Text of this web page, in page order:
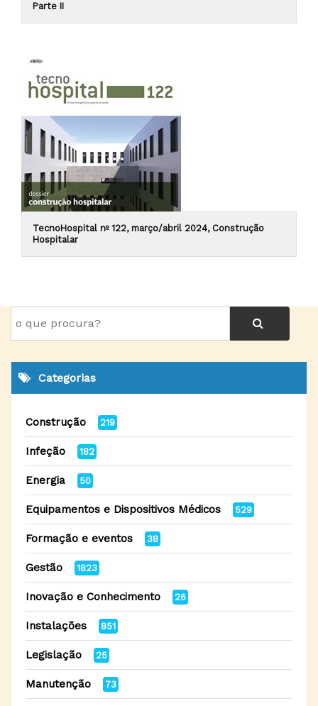
Parte II
TecnoHospital nº 122, março/abril 2024, Construção
Hospitalar
Categorias
Construção 219
Infeção 182
Energia 50
Equipamentos e Dispositivos Médicos 529
Formação e eventos 38
Gestão 1823
Inovação e Conhecimento 26
Instalações 851
Legislação 25
Manutenção 73